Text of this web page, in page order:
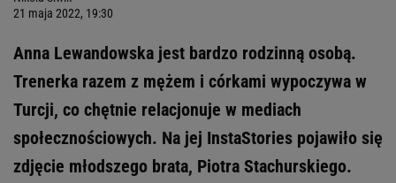
21 maja 2022, 19:30
Anna Lewandowska jest bardzo rodzinną osobą.
Trenerka razem z mężem i córkami wypoczywa w
Turcji, co chętnie relacjonuje w mediach
społecznościowych. Na jej InstaStories pojawiło się
zdjęcie młodszego brata, Piotra Stachurskiego.